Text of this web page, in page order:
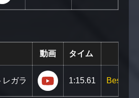
動画 タイム
レガラ https://youtu.be/
1:15.61 Best!!